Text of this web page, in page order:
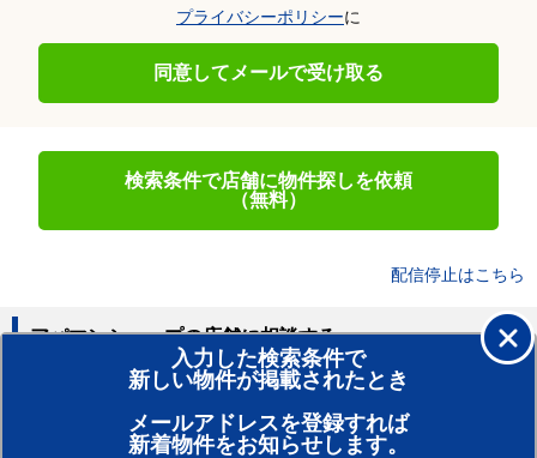
プライバシーポリシーに
同意してメールで受け取る
検索条件で店舗に物件探しを依頼
（無料）
配信停止はこちら
入力した検索条件で
新しい物件が掲載されたとき
メールアドレスを登録すれば
新着物件をお知らせします。
アパマンショップの店舗に相談する
賃貸のプロがお部屋探し！
おまかせ物件リクエスト